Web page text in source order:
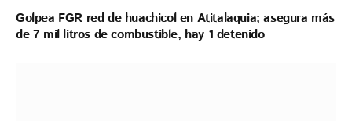
Golpea FGR red de huachicol en Atitalaquia; asegura más
de 7 mil litros de combustible, hay 1 detenido